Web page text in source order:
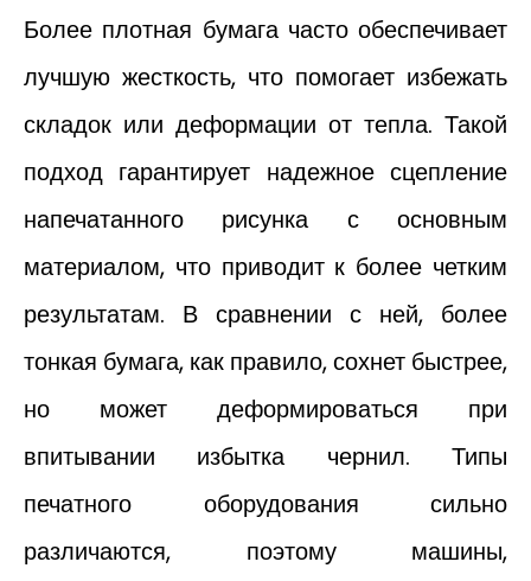
Более плотная бумага часто обеспечивает
лучшую жесткость, что помогает избежать
складок или деформации от тепла. Такой
подход гарантирует надежное сцепление
напечатанного рисунка с основным
материалом, что приводит к более четким
результатам. В сравнении с ней, более
тонкая бумага, как правило, сохнет быстрее,
но может деформироваться при
впитывании избытка чернил. Типы
печатного оборудования сильно
различаются, поэтому машины,